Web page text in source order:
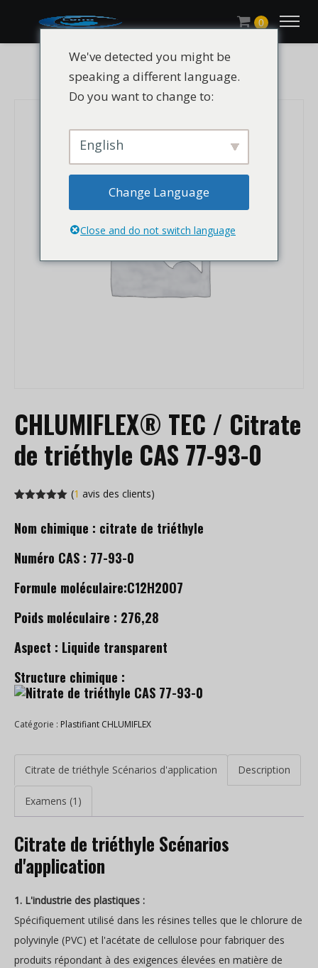
0
CHLUMIFLEX® TEC / Citrate
de triéthyle CAS 77-93-0
fonction de
clients
(1 avis des clients)
Nom chimique : citrate de triéthyle
Numéro CAS : 77-93-0
Formule moléculaire:C12H20O7
Poids moléculaire : 276,28
Aspect : Liquide transparent
Structure chimique :
Catégorie : Plastifiant CHLUMIFLEX
Citrate de triéthyle Scénarios d'application Description
Examens (1)
Citrate de triéthyle Scénarios
d'application
1. L'industrie des plastiques :
Spécifiquement utilisé dans les résines telles que le chlorure de
polyvinyle (PVC) et l'acétate de cellulose pour fabriquer des
produits répondant à des exigences élevées en matière de
We've detected you might be
speaking a different language.
Do you want to change to:
English
Change Language
Close and do not switch language